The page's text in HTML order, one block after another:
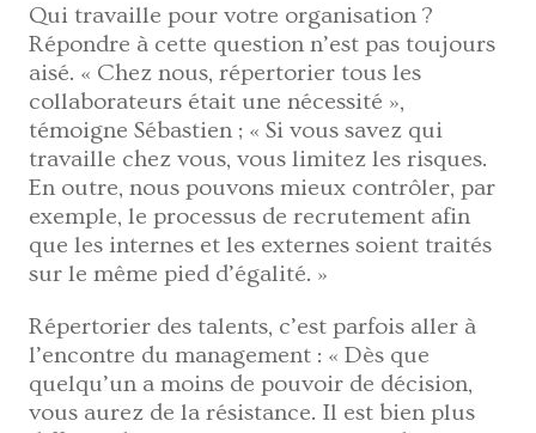
Qui travaille pour votre organisation ?
Répondre à cette question n’est pas toujours
aisé. « Chez nous, répertorier tous les
collaborateurs était une nécessité »,
témoigne Sébastien ; « Si vous savez qui
travaille chez vous, vous limitez les risques.
En outre, nous pouvons mieux contrôler, par
exemple, le processus de recrutement afin
que les internes et les externes soient traités
sur le même pied d’égalité. »
Répertorier des talents, c’est parfois aller à
l’encontre du management : « Dès que
quelqu’un a moins de pouvoir de décision,
vous aurez de la résistance. Il est bien plus